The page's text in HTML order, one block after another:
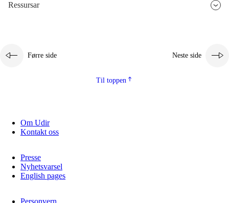
Ressursar
Førre side Neste side
Til toppen
Om Udir
Kontakt oss
Presse
Nyhetsvarsel
English pages